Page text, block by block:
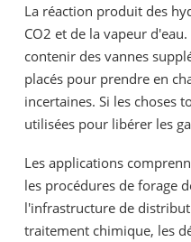
La réaction produit des
CO2 et de la vapeur
contenir des vannes
placés pour prendre en
incertaines. Si les choses
utilisées pour libérer les
Les applications
les procédures de forage
l'infrastructure de
traitement chimique, les